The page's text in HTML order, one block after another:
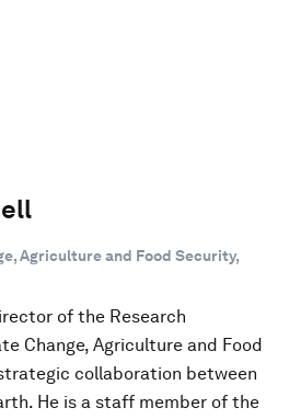
Agriculture and Food Security,
of the Research
Change, Agriculture and Food
collaboration between
He is a staff member of the